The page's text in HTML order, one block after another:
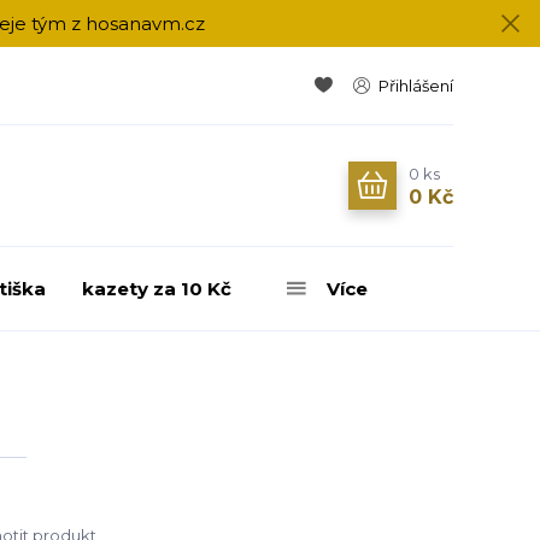
tým z hosanavm.cz
Přihlášení
0 ks
0 Kč
kazety za 10 Kč Více
produkt